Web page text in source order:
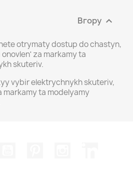
Вгору 
otrymaty dostup do chastyn,
za markamy ta
skuteriv.
vybir elektrychnykh skuteriv,
ta modelyamy